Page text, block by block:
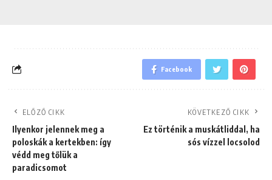
Facebook
ELŐZŐ CIKK
Ilyenkor jelennek meg a
poloskák a kertekben: így
védd meg tőlük a
paradicsomot
KÖVETKEZŐ CIKK
Ez történik a muskátliddal, ha
sós vízzel locsolod